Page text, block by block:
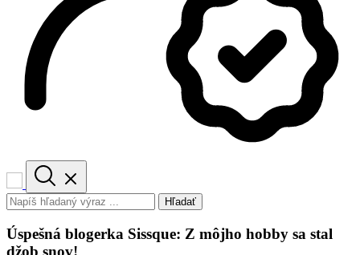
Hľadať
Úspešná blogerka Sissque: Z môjho hobby sa stal
džob snov!